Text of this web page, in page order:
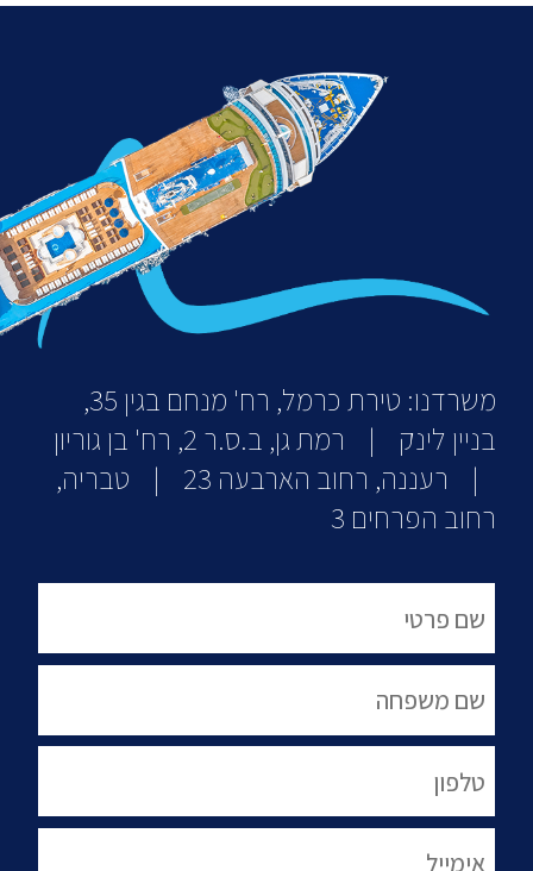
משרדנו: טירת כרמל, רח' מנחם בגין 35,
בניין לינק | רמת גן, ב.ס.ר 2, רח' בן גוריון
| רעננה, רחוב הארבעה 23 | טבריה,
רחוב הפרחים 3